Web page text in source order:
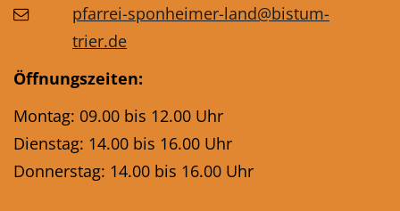
pfarrei-sponheimer-land@bistum-
trier.de
Öffnungszeiten:
Montag: 09.00 bis 12.00 Uhr
Dienstag: 14.00 bis 16.00 Uhr
Donnerstag: 14.00 bis 16.00 Uhr